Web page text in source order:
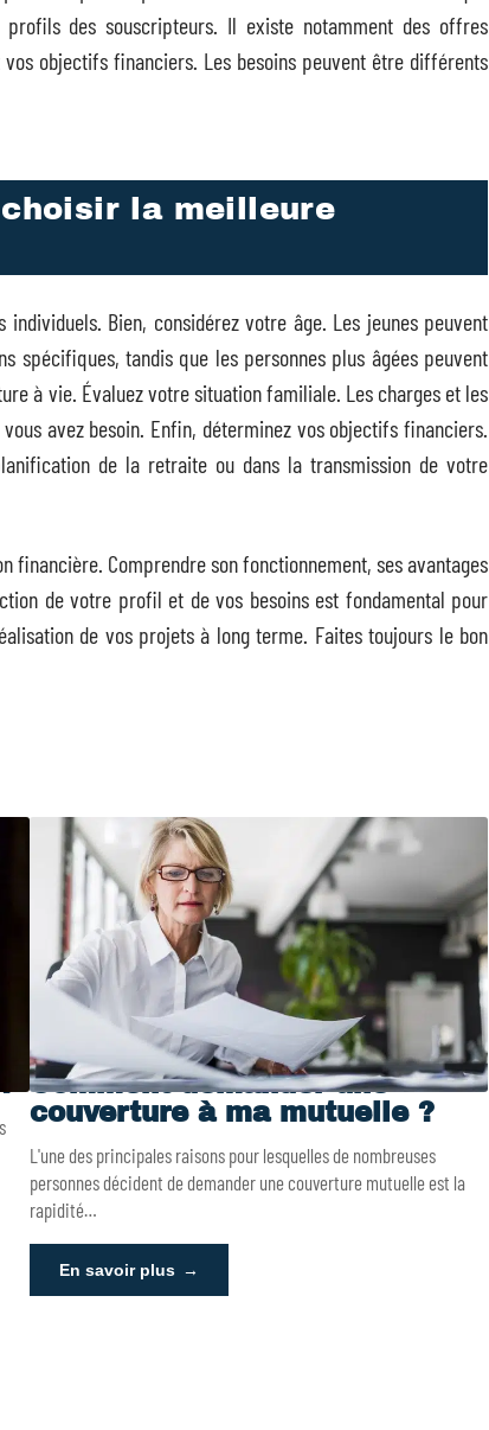
profils des souscripteurs. Il existe notamment des offres
objectifs financiers. Les besoins peuvent être différents
la meilleure
Bien, considérez votre âge. Les jeunes peuvent
spécifiques, tandis que les personnes plus âgées peuvent
à vie. Évaluez votre situation familiale. Les charges et les
avez besoin. Enfin, déterminez vos objectifs financiers.
de la retraite ou dans la transmission de votre
financière. Comprendre son fonctionnement, ses avantages
de votre profil et de vos besoins est fondamental pour
de vos projets à long terme. Faites toujours le bon
Comment demander une
couverture à ma mutuelle ?
L'une des principales raisons pour lesquelles de nombreuses
personnes décident de demander une couverture mutuelle est la
rapidité…
En savoir plus